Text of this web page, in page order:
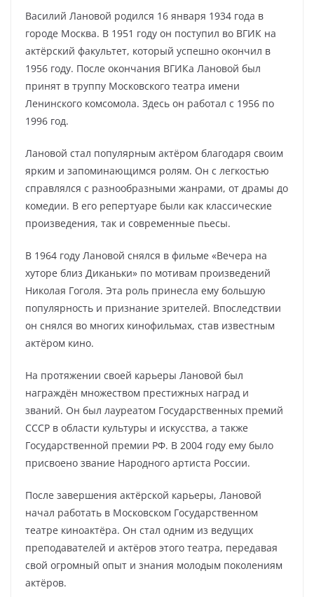
Василий Лановой родился 16 января 1934 года в
городе Москва. В 1951 году он поступил во ВГИК на
актёрский факультет, который успешно окончил в
1956 году. После окончания ВГИКа Лановой был
принят в труппу Московского театра имени
Ленинского комсомола. Здесь он работал с 1956 по
1996 год.
Лановой стал популярным актёром благодаря своим
ярким и запоминающимся ролям. Он с легкостью
справлялся с разнообразными жанрами, от драмы до
комедии. В его репертуаре были как классические
произведения, так и современные пьесы.
В 1964 году Лановой снялся в фильме «Вечера на
хуторе близ Диканьки» по мотивам произведений
Николая Гоголя. Эта роль принесла ему большую
популярность и признание зрителей. Впоследствии
он снялся во многих кинофильмах, став известным
актёром кино.
На протяжении своей карьеры Лановой был
награждён множеством престижных наград и
званий. Он был лауреатом Государственных премий
СССР в области культуры и искусства, а также
Государственной премии РФ. В 2004 году ему было
присвоено звание Народного артиста России.
После завершения актёрской карьеры, Лановой
начал работать в Московском Государственном
театре киноактёра. Он стал одним из ведущих
преподавателей и актёров этого театра, передавая
свой огромный опыт и знания молодым поколениям
актёров.